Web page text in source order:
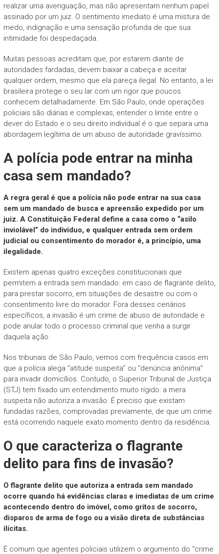
realizar uma averiguação, mas não apresentam nenhum papel
assinado por um juiz. O sentimento imediato é uma mistura de
medo, indignação e uma sensação profunda de que sua
intimidade foi despedaçada.
Muitas pessoas acreditam que, por estarem diante de
autoridades fardadas, devem baixar a cabeça e aceitar
qualquer ordem, mesmo que ela pareça ilegal. No entanto, a lei
brasileira protege o seu lar com um rigor que poucos
conhecem detalhadamente. Em São Paulo, onde operações
policiais são diárias e complexas, entender o limite entre o
dever do Estado e o seu direito individual é o que separa uma
abordagem legítima de um abuso de autoridade gravíssimo.
A polícia pode entrar na minha
casa sem mandado?
A regra geral é que a polícia não pode entrar na sua casa
sem um mandado de busca e apreensão expedido por um
juiz. A Constituição Federal define a casa como o “asilo
inviolável” do indivíduo, e qualquer entrada sem ordem
judicial ou consentimento do morador é, a princípio, uma
ilegalidade.
Existem apenas quatro exceções constitucionais que
permitem a entrada sem mandado: em caso de flagrante delito,
para prestar socorro, em situações de desastre ou com o
consentimento livre do morador. Fora desses cenários
específicos, a invasão é um crime de abuso de autoridade e
pode anular todo o processo criminal que venha a surgir
daquela ação.
Nos tribunais de São Paulo, vemos com frequência casos em
que a polícia alega “atitude suspeita” ou “denúncia anônima”
para invadir domicílios. Contudo, o Superior Tribunal de Justiça
(STJ) tem fixado um entendimento muito rígido: a mera
suspeita não autoriza a invasão. É preciso que existam
fundadas razões, comprovadas previamente, de que um crime
está ocorrendo naquele exato momento dentro da residência.
O que caracteriza o flagrante
delito para fins de invasão?
O flagrante delito que autoriza a entrada sem mandado
ocorre quando há evidências claras e imediatas de um crime
acontecendo dentro do imóvel, como gritos de socorro,
disparos de arma de fogo ou a visão direta de substâncias
ilícitas.
É comum que agentes policiais utilizem o argumento do “crime